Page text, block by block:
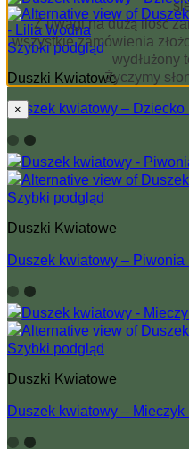
Szybki podgląd
Duszki Kwiatowe
Duszek kwiatowy –
Szybki podgląd
Duszki Kwiatowe
Duszek kwiatowy – Piwonia
Szybki podgląd
Duszki Kwiatowe
Duszek kwiatowy – Mieczyk
Z uwagi na dużą ilość
wszystkie zamówienia
wydłużony
Życzymy
×